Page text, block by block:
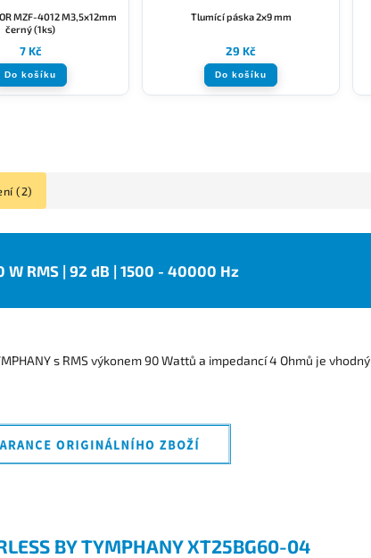
MZF-4012 M3,5x12mm
černý (1ks)
7 Kč
Do košíku
Tlumící páska 2x9 mm
29 Kč
Do košíku
(2)
W RMS | 92 dB | 1500 - 40000 Hz
s RMS výkonem 90 Wattů a impedancí 4 Ohmů je vhodný
BY TYMPHANY XT25BG60-04